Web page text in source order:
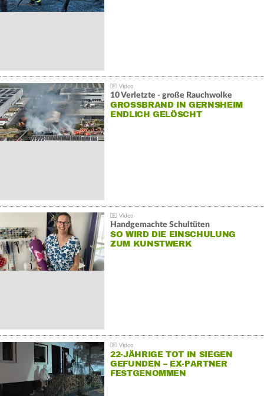
10 Verletzte - große Rauchwolke
GROSSBRAND IN GERNSHEIM E
NDLICH GELÖSCHT
Handgemachte Schultüten
SO WIRD DIE EINSCHULUNG
ZUM KUNSTWERK
22-JÄHRIGE TOT IN SIEGEN
GEFUNDEN – EX-PARTNER
FESTGENOMMEN